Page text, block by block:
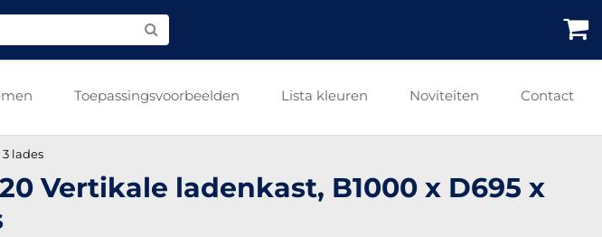
Toepassingsvoorbeelden Lista kleuren Noviteiten Contact
lades
Vertikale ladenkast, B1000 x D695 x